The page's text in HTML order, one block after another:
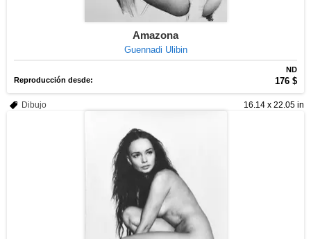
Amazona
Guennadi Ulibin
ND
Reproducción desde:
176 $
16.14 x 22.05 in
Dibujo